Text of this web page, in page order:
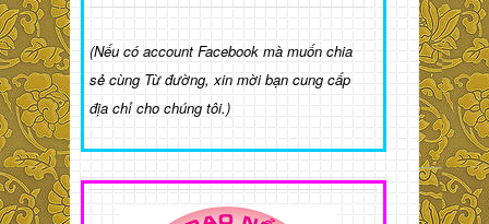
(Nếu có account Facebook mà muốn chia
sẻ cùng Từ đường, xin mời bạn cung cấp
địa chỉ cho chúng tôi.)